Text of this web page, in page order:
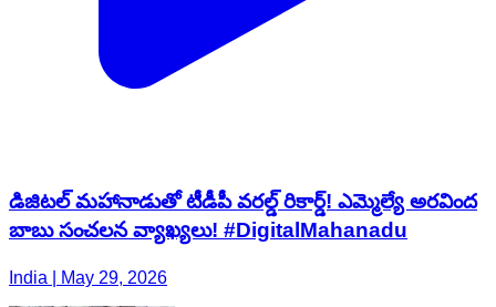
డిజిటల్ మహానాడుతో టీడీపీ వరల్డ్ రికార్డ్! ఎమ్మెల్యే అరవింద
బాబు సంచలన వ్యాఖ్యలు! #DigitalMahanadu
India | May 29, 2026